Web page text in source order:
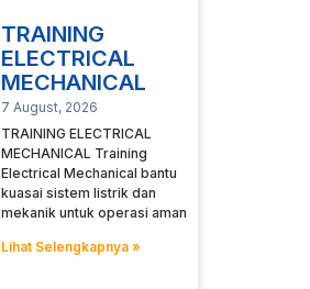
TRAINING
ELECTRICAL
MECHANICAL
7 August, 2026
TRAINING ELECTRICAL
MECHANICAL Training
Electrical Mechanical bantu
kuasai sistem listrik dan
mekanik untuk operasi aman
Lihat Selengkapnya »